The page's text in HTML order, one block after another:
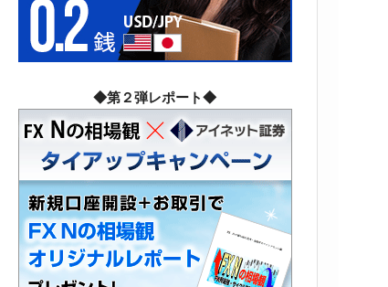
◆第２弾レポート◆